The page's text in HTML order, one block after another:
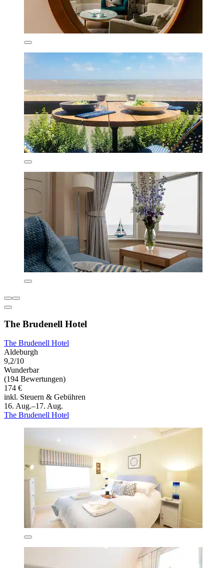
The Brudenell Hotel
The Brudenell Hotel
Aldeburgh
9,2/10
Wunderbar
(194 Bewertungen)
174 €
inkl. Steuern & Gebühren
16. Aug.–17. Aug.
The Brudenell Hotel